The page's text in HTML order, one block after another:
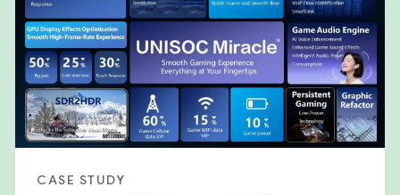
CASE STUDY